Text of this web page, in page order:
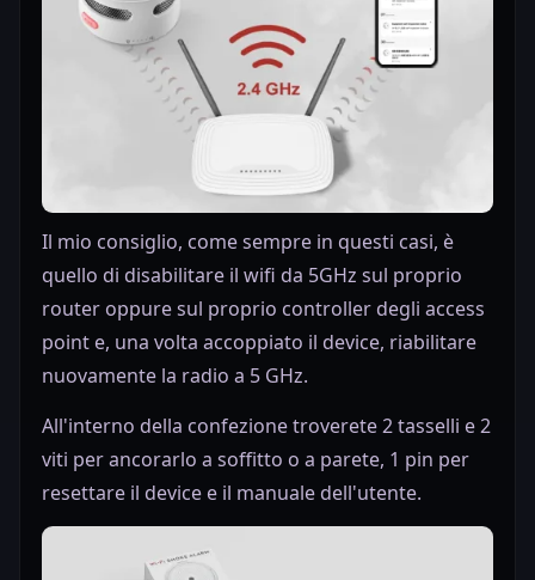
Il mio consiglio, come sempre in questi casi, è
quello di disabilitare il wifi da 5GHz sul proprio
router oppure sul proprio controller degli access
point e, una volta accoppiato il device, riabilitare
nuovamente la radio a 5 GHz.
All'interno della confezione troverete 2 tasselli e 2
viti per ancorarlo a soffitto o a parete, 1 pin per
resettare il device e il manuale dell'utente.